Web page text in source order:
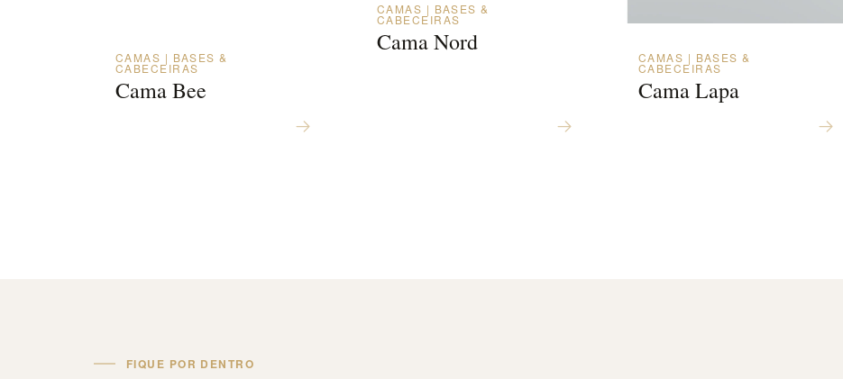
CAMAS | BASES &
CABECEIRAS
Cama Bee
CAMAS | BASES &
CABECEIRAS
Cama Nord
CAMAS | BASES &
CABECEIRAS
Cama Lapa
FIQUE POR DENTRO